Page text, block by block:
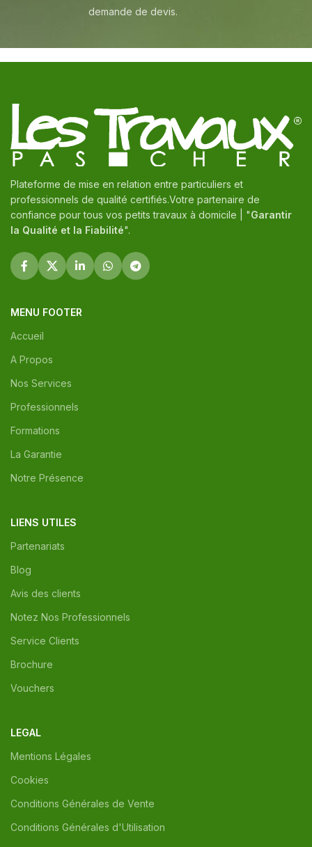
demande de devis.
Plateforme de mise en relation entre particuliers et
professionnels de qualité certifiés.Votre partenaire de
confiance pour tous vos petits travaux à domicile | "Garantir
la Qualité et la Fiabilité".
MENU FOOTER
Accueil
A Propos
Nos Services
Professionnels
Formations
La Garantie
Notre Présence
LIENS UTILES
Partenariats
Blog
Avis des clients
Notez Nos Professionnels
Service Clients
Brochure
Vouchers
LEGAL
Mentions Légales
Cookies
Conditions Générales de Vente
Conditions Générales d'Utilisation